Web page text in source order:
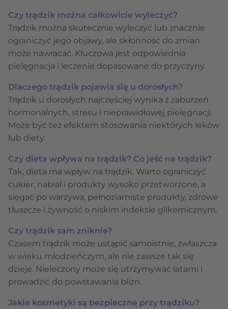
Czy trądzik można całkowicie wyleczyć?
Trądzik można skutecznie wyleczyć lub znacznie
ograniczyć jego objawy, ale skłonność do zmian
może nawracać. Kluczowa jest odpowiednia
pielęgnacja i leczenie dopasowane do przyczyny.
Dlaczego trądzik pojawia się u dorosłych?
Trądzik u dorosłych najczęściej wynika z zaburzeń
hormonalnych, stresu i nieprawidłowej pielęgnacji.
Może być też efektem stosowania niektórych leków
lub diety.
Czy dieta wpływa na trądzik? Co jeść na trądzik?
Tak, dieta ma wpływ na trądzik. Warto ograniczyć
cukier, nabiał i produkty wysoko przetworzone, a
sięgać po warzywa, pełnoziarniste produkty, zdrowe
tłuszcze i żywność o niskim indeksie glikemicznym.
Czy trądzik sam zniknie?
Czasem trądzik może ustąpić samoistnie, zwłaszcza
w wieku młodzieńczym, ale nie zawsze tak się
dzieje. Nieleczony może się utrzymywać latami i
prowadzić do powstawania blizn.
Jakie kosmetyki są bezpieczne przy trądziku?